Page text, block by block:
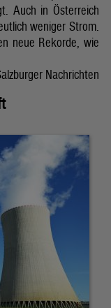
Auch in Österreich
weniger Strom.
neue Rekorde, wie
Nachrichten